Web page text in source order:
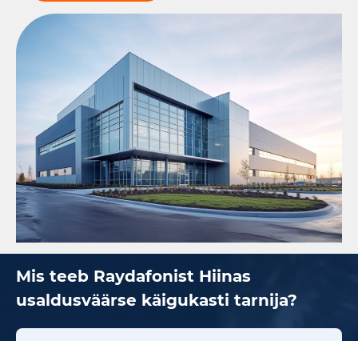
teie tarnijaks.
Mis teeb Raydafonist Hiinas
usaldusväärse käigukasti tarnija?